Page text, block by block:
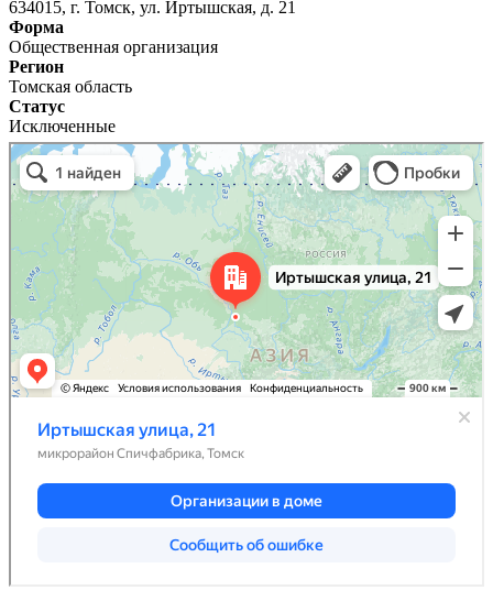
634015, г. Томск, ул. Иртышская, д. 21
Форма
Общественная организация
Регион
Томская область
Статус
Исключенные